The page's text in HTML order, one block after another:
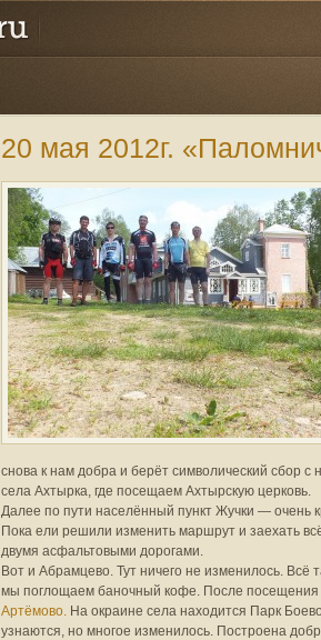
20 мая 2012г.
снова к нам добра и берёт символический сбор
села Ахтырка, где посещаем Ахтырскую церковь.
Далее по пути населённый пункт Жучки — очень
Пока ели решили изменить маршрут и заехать
двумя асфальтовыми дорогами.
Вот и Абрамцево. Тут ничего не изменилось.
мы поглощаем баночный кофе. После посещения
Артёмово. На окраине села находится Парк
узнаются, но многое изменилось. Построена